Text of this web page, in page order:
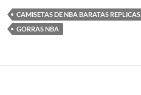
CAMISETAS DE NBA BARATAS REPLICAS
GORRAS NBA